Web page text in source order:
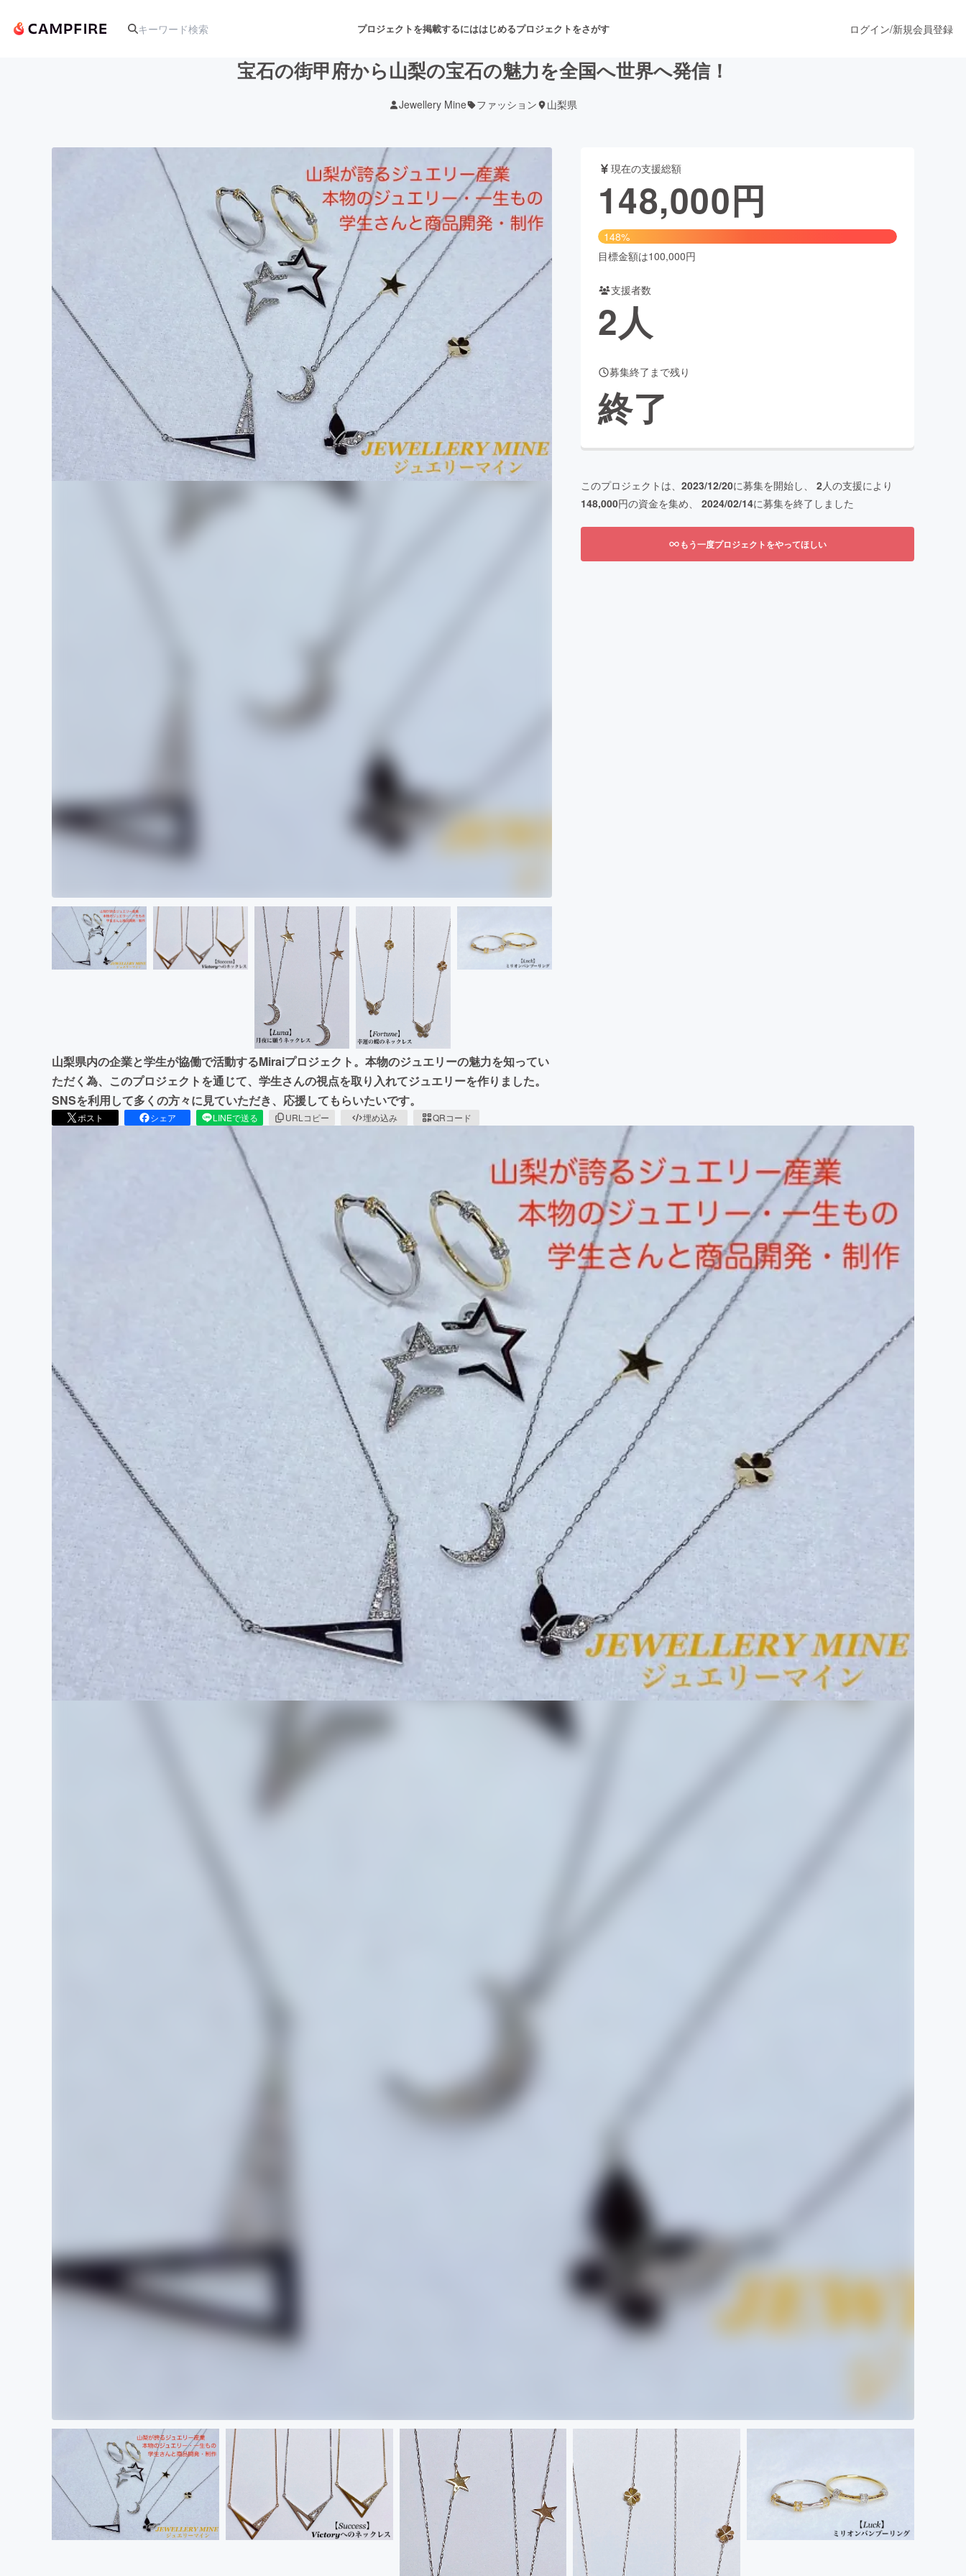
プロジェクトを掲載するにははじめるプロジェクトをさがす
アート・写真 音楽 舞台・パフォーマンス
テクノロジー・ガジェット ゲーム・サービス開発 フード・飲食店 ファッション
書籍・雑誌出版 アニメ・漫画
チャレンジ ビューティー・ヘルスケア
まちづくり・地域活性化
CAMPFIRE for Social Good
CAMPFIREふるさと納税
machi-ya
ログイン/新規会員登録
宝石の街甲府から山梨の宝石の魅力を全国へ世界へ発信！
Jewellery Mine ファッション 山梨県
山梨県内の企業と学生が協働で活動するMiraiプロジェクト。本物のジュエリーの魅力を知ってい
ただく為、このプロジェクトを通じて、学生さんの視点を取り入れてジュエリーを作りました。
SNSを利用して多くの方々に見ていただき、応援してもらいたいです。
ポスト シェア LINEで送る URLコピー 埋め込み QRコード
現在の支援総額
148,000円
148%
目標金額は100,000円
支援者数
2人
募集終了まで残り
終了
このプロジェクトは、 2023/12/20に募集を開始し、 2人の支援により
148,000円の資金を集め、 2024/02/14に募集を終了しました
もう一度プロジェクトをやってほしい